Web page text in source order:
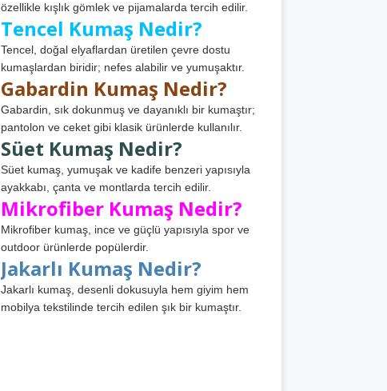
özellikle kışlık gömlek ve pijamalarda tercih edilir.
Tencel Kumaş Nedir?
Tencel, doğal elyaflardan üretilen çevre dostu
kumaşlardan biridir; nefes alabilir ve yumuşaktır.
Gabardin Kumaş Nedir?
Gabardin, sık dokunmuş ve dayanıklı bir kumaştır;
pantolon ve ceket gibi klasik ürünlerde kullanılır.
Süet Kumaş Nedir?
Süet kumaş, yumuşak ve kadife benzeri yapısıyla
ayakkabı, çanta ve montlarda tercih edilir.
Mikrofiber Kumaş Nedir?
Mikrofiber kumaş, ince ve güçlü yapısıyla spor ve
outdoor ürünlerde popülerdir.
Jakarlı Kumaş Nedir?
Jakarlı kumaş, desenli dokusuyla hem giyim hem
mobilya tekstilinde tercih edilen şık bir kumaştır.